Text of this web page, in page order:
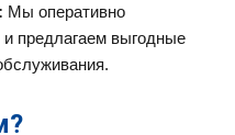
Мы оперативно
и предлагаем выгодные